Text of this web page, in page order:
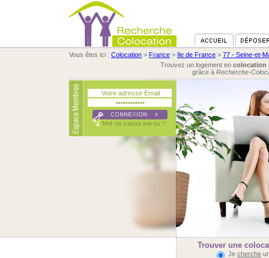
Vous êtes ici : Colocation > France > Ile de France > 77 - Seine-et-
Trouvez un logement en colocation
grâce à Recherche-
Trouver une
Je cherche